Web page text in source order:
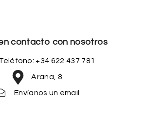
contacto con nosotros
+34 622 437 781
Arana, 8
Envíanos un email